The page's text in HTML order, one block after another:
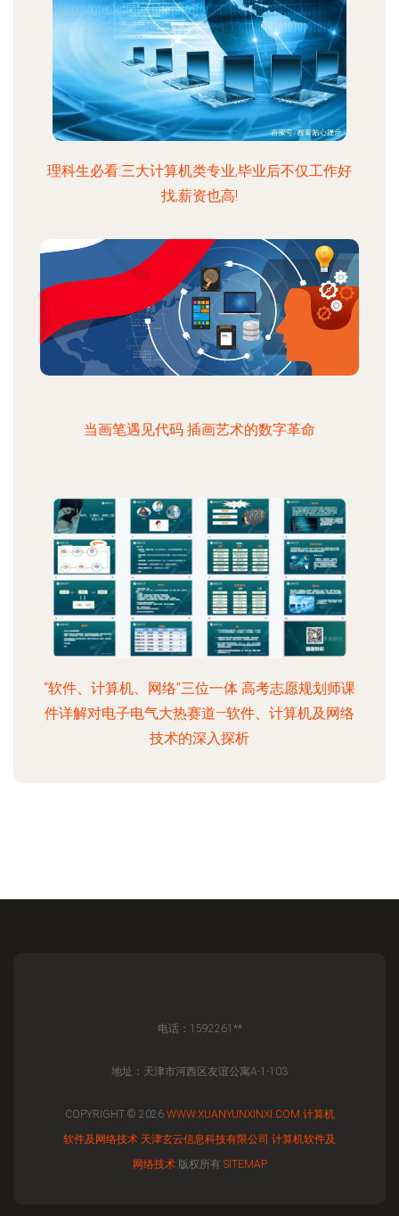
理科生必看:三大计算机类专业,毕业后不仅工作好
找,薪资也高!
当画笔遇见代码 插画艺术的数字革命
“软件、计算机、网络”三位一体 高考志愿规划师课
件详解对电子电气大热赛道—软件、计算机及网络
技术的深入探析
电话：1592261**
地址：天津市河西区友谊公寓A-1-103
COPYRIGHT © 2026 WWW.XUANYUNXINXI.COM 计算机
软件及网络技术 天津玄云信息科技有限公司 计算机软件及
网络技术版权所有 SITEMAP